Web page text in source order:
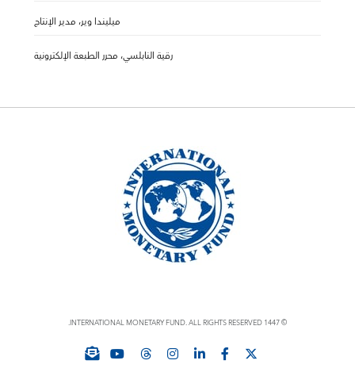
ميليندا وير، مدير الإنتاج
رقية النابلسي، محرر الطبعة الإلكترونية
© 1447 INTERNATIONAL MONETARY FUND. ALL RIGHTS RESERVED.